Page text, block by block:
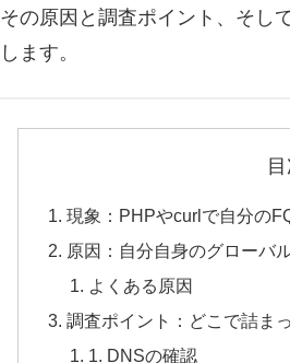
の原因と調査ポイント、そし
ます。
現象：PHPやcurlで自分の
原因：自分自身のグローバ
よくある原因
調査ポイント：どこで詰ま
1. DNSの確認